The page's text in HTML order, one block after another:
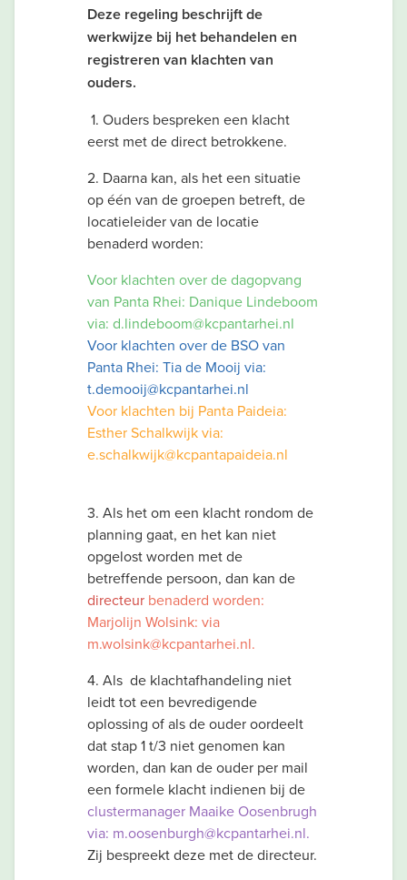
Deze regeling beschrijft de
werkwijze bij het behandelen en
registreren van klachten van
ouders.
1. Ouders bespreken een klacht
eerst met de direct betrokkene.
2. Daarna kan, als het een situatie
op één van de groepen betreft, de
locatieleider van de locatie
benaderd worden:
Voor klachten over de dagopvang
van Panta Rhei: Danique Lindeboom
via: d.lindeboom@kcpantarhei.nl
Voor klachten over de BSO van
Panta Rhei: Tia de Mooij via:
t.demooij@kcpantarhei.nl
Voor klachten bij Panta Paideia:
Esther Schalkwijk via:
e.schalkwijk@kcpantapaideia.nl
3. Als het om een klacht rondom de
planning gaat, en het kan niet
opgelost worden met de
betreffende persoon, dan kan de
directeur benaderd worden:
Marjolijn Wolsink: via
m.wolsink@kcpantarhei.nl.
4. Als de klachtafhandeling niet
leidt tot een bevredigende
oplossing of als de ouder oordeelt
dat stap 1 t/3 niet genomen kan
worden, dan kan de ouder per mail
een formele klacht indienen bij de
clustermanager Maaike Oosenbrugh
via: m.oosenburgh@kcpantarhei.nl.
Zij bespreekt deze met de directeur.